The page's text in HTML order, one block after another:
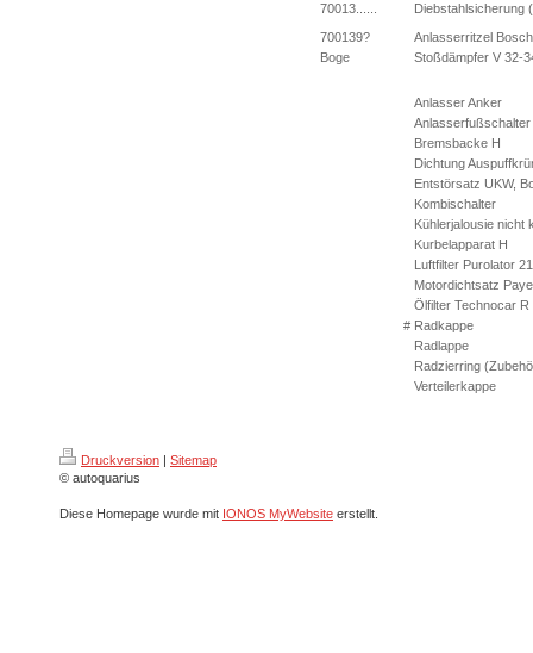
70013......
Diebstahlsicherung
700139?
Anlasserritzel Bosch
Boge
Stoßdämpfer V 32-
Anlasser Anker
Anlasserfußschalter
Bremsbacke H
Dichtung
Entstörsatz UKW,
Kombischalter
Kühlerjalousie nicht
Kurbelapparat H
Luftfilter Purolator
Motordichtsatz
Ölfilter Technocar R
# Radkappe
Radlappe
Radzierring
Verteilerkappe
Druckversion | Sitemap
© autoquarius
Diese Homepage wurde mit IONOS MyWebsite erstellt.